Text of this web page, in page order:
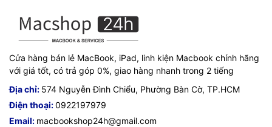
Cửa hàng bán lẻ MacBook, iPad, linh kiện Macbook chính hãng
với giá tốt, có trả góp 0%, giao hàng nhanh trong 2 tiếng
Địa chỉ: 574 Nguyễn Đình Chiểu, Phường Bàn Cờ, TP.HCM
Điện thoại:0922197979
Email: macbookshop24h@gmail.com